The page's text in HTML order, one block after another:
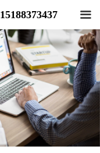
끀
15188373437